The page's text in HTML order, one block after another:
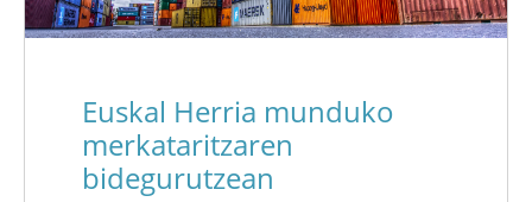
Euskal Herria munduko
merkataritzaren
bidegurutzean